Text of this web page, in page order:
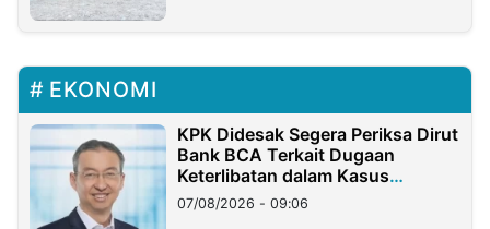
EKONOMI
KPK Didesak Segera Periksa Dirut
Bank BCA Terkait Dugaan
Keterlibatan dalam Kasus
Hilangnya Dana Nasabah Rp2,58
Miliar
07/08/2026 - 09:06